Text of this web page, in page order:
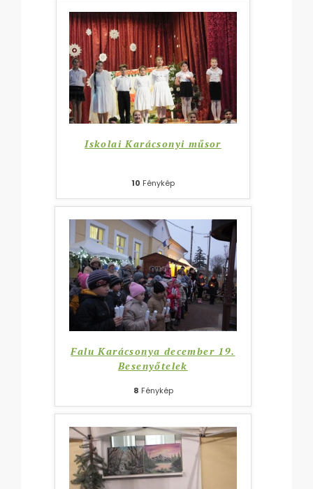
Iskolai Karácsonyi műsor
10 Fénykép
Falu Karácsonya december 19.
Besenyőtelek
8 Fénykép